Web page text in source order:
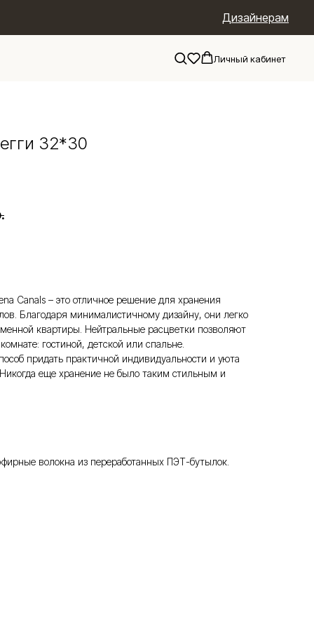
Дизайнерам
Личный кабинет
32*30
Canals – это отличное решение для хранения
Благодаря минималистичному дизайну, они легко
квартиры. Нейтральные расцветки позволяют
гостиной, детской или спальне.
придать практичной индивидуальности и уюта
еще хранение не было таким стильным и
волокна из переработанных ПЭТ-бутылок.